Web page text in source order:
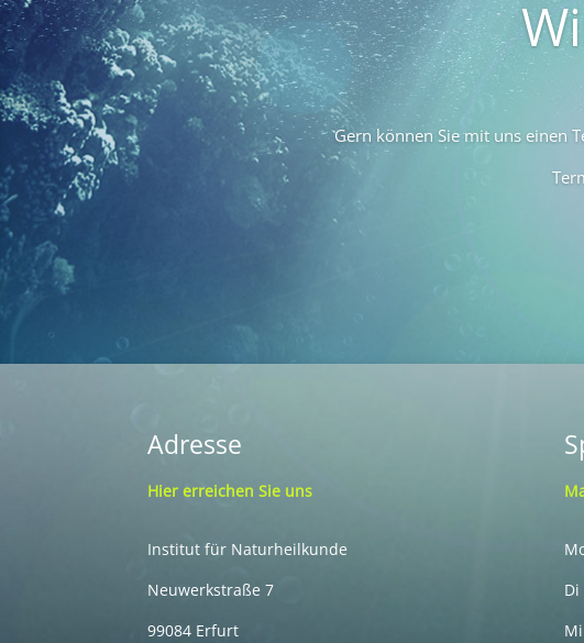
Gern können Sie mit uns einen
Adresse
Hier erreichen Sie uns
Institut für Naturheilkunde
Neuwerkstraße 7
99084 Erfurt
Di